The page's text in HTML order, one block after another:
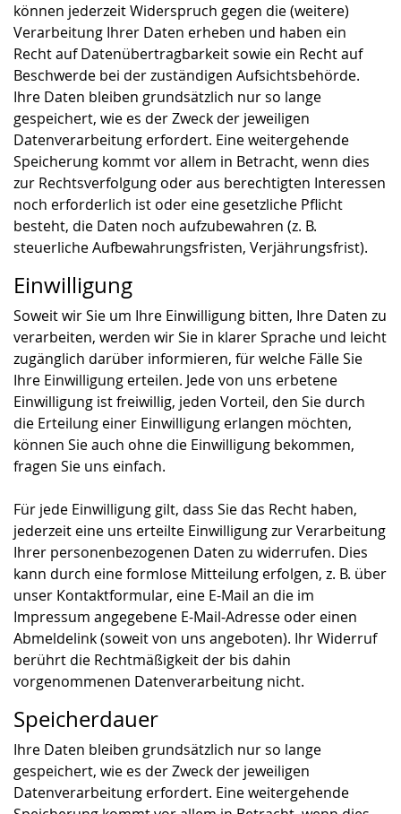
können jederzeit Widerspruch gegen die (weitere)
Verarbeitung Ihrer Daten erheben und haben ein
Recht auf Datenübertragbarkeit sowie ein Recht auf
Beschwerde bei der zuständigen Aufsichtsbehörde.
Ihre Daten bleiben grundsätzlich nur so lange
gespeichert, wie es der Zweck der jeweiligen
Datenverarbeitung erfordert. Eine weitergehende
Speicherung kommt vor allem in Betracht, wenn dies
zur Rechtsverfolgung oder aus berechtigten Interessen
noch erforderlich ist oder eine gesetzliche Pflicht
besteht, die Daten noch aufzubewahren (z. B.
steuerliche Aufbewahrungsfristen, Verjährungsfrist).
Einwilligung
Soweit wir Sie um Ihre Einwilligung bitten, Ihre Daten zu
verarbeiten, werden wir Sie in klarer Sprache und leicht
zugänglich darüber informieren, für welche Fälle Sie
Ihre Einwilligung erteilen. Jede von uns erbetene
Einwilligung ist freiwillig, jeden Vorteil, den Sie durch
die Erteilung einer Einwilligung erlangen möchten,
können Sie auch ohne die Einwilligung bekommen,
fragen Sie uns einfach.
Für jede Einwilligung gilt, dass Sie das Recht haben,
jederzeit eine uns erteilte Einwilligung zur Verarbeitung
Ihrer personenbezogenen Daten zu widerrufen. Dies
kann durch eine formlose Mitteilung erfolgen, z. B. über
unser Kontaktformular, eine E-Mail an die im
Impressum angegebene E-Mail-Adresse oder einen
Abmeldelink (soweit von uns angeboten). Ihr Widerruf
berührt die Rechtmäßigkeit der bis dahin
vorgenommenen Datenverarbeitung nicht.
Speicherdauer
Ihre Daten bleiben grundsätzlich nur so lange
gespeichert, wie es der Zweck der jeweiligen
Datenverarbeitung erfordert. Eine weitergehende